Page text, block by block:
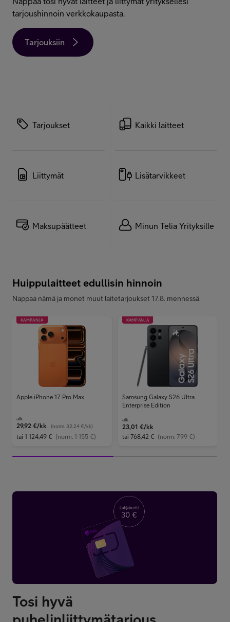
Minun Telia Yrityksille
Inspiroidu
tarjoushinnoin verkkokaupasta.
Tarjouksiin
Tarjoukset Kaikki laitteet
Liittymät Lisätarvikkeet
Maksupäätteet Minun Telia Yrityksille
Huippulaitteet edullisin hinnoin
Nappaa nämä ja monet muut laitetarjoukset 17.8. mennessä.
KAMPANJA
Apple iPhone 17 Pro Max
alk.
29,92 €/kk (norm. 32,24 €/kk)
tai 1 124,49 € (norm. 1 155 €)
KAMPANJA
Samsung Galaxy S26 Ultra
Enterprise Edition
alk.
23,01 €/kk
tai 768,42 €(norm. 799 €)